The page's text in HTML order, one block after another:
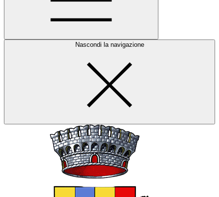
Nascondi la navigazione